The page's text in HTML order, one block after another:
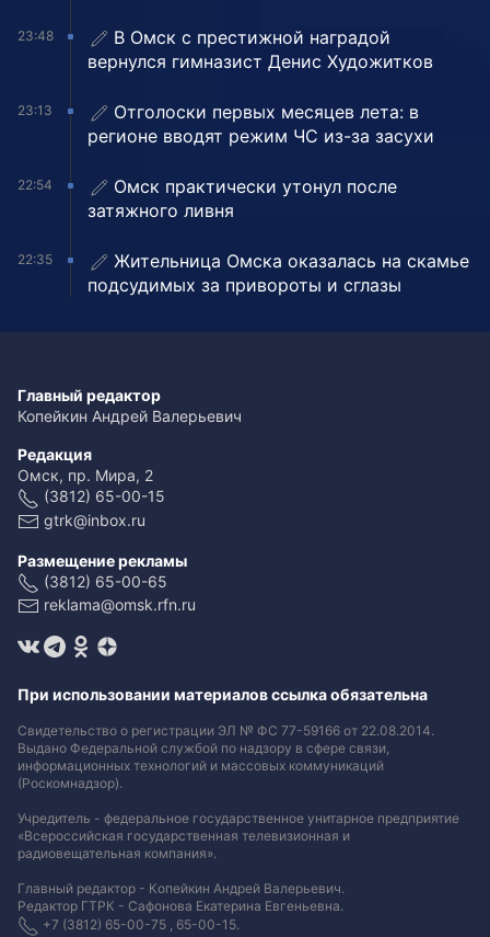
23:48
В Омск с престижной наградой
вернулся гимназист Денис Художитков
23:13
Отголоски первых месяцев лета: в
регионе вводят режим ЧС из-за засухи
22:54
Омск практически утонул после
затяжного ливня
22:35
Жительница Омска оказалась на скамье
подсудимых за привороты и сглазы
Главный редактор
Копейкин Андрей Валерьевич
Редакция
Омск, пр. Мира, 2
(3812) 65-00-15
gtrk@inbox.ru
Размещение рекламы
(3812) 65-00-65
reklama@omsk.rfn.ru
При использовании материалов ссылка обязательна
Свидетельство о регистрации ЭЛ № ФС 77-59166 от 22.08.2014.
Выдано Федеральной службой по надзору в сфере связи,
информационных технологий и массовых коммуникаций
(Роскомнадзор).
Учредитель - федеральное государственное унитарное предприятие
«Всероссийская государственная телевизионная и
радиовещательная компания».
Главный редактор - Копейкин Андрей Валерьевич.
Редактор ГТРК - Сафонова Екатерина Евгеньевна.
+7 (3812) 65-00-75 , 65-00-15.